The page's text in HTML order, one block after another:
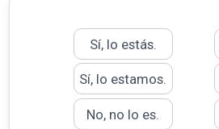
Sí, lo estás.
Sí, lo estamos.
No, no lo es.